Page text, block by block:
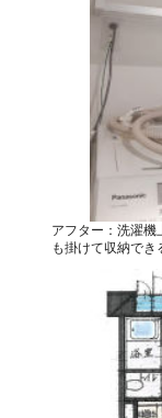
アフター：洗濯機
も掛けて収納でき